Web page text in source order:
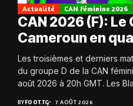
Actualité CAN Féminine 2026
CAN 2026 (F): Le
Cameroun en
Les troisièmes et derniers
du groupe D de la CAN
août 2026 à 20h GMT. Les
BYFOOT.TG 7 AOÛT 2026